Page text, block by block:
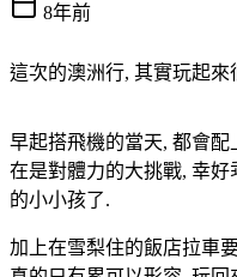
8年前
這次的澳洲行, 其實玩起來
早起搭飛機的當天, 都會
在是對體力的大挑戰, 幸
的小小孩了.
加上在雪梨住的飯店拉車